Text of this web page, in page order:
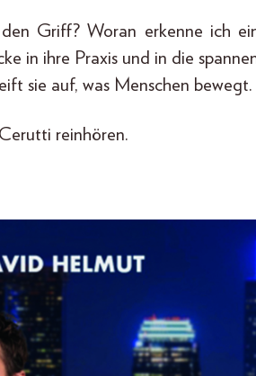
Griff? Woran erkenne ich
in ihre Praxis und in die
sie auf, was Menschen bewegt.
reinhören.